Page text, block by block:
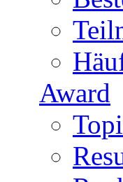
Award